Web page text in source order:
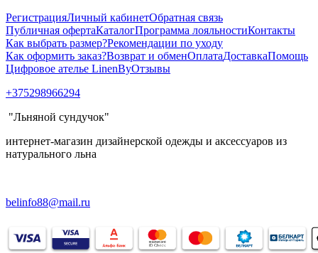
РегистрацияЛичный кабинетОбратная связь
Публичная офертаКаталогПрограмма лояльностиКонтакты
Как выбрать размер?Рекомендации по уходу
Как оформить заказ?Возврат и обменОплатаДоставкаПомощь
Цифровое ателье LinenByОтзывы
+375298966294
"Льняной сундучок"
интернет-магазин дизайнерской одежды и аксессуаров из
натурального льна
belinfo88@mail.ru